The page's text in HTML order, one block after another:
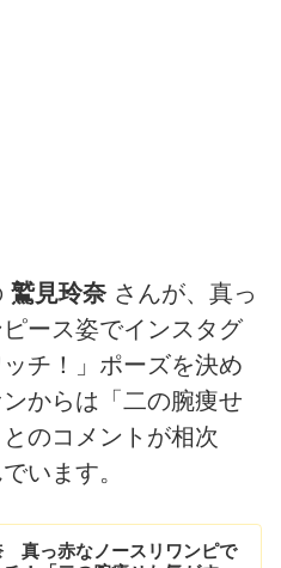
鷲見玲奈さんが、真っ
ース姿でインスタグ
チ！」ポーズを決め
からは「二の腕痩せ
のコメントが相次
います。
真っ赤なノースリワンピで